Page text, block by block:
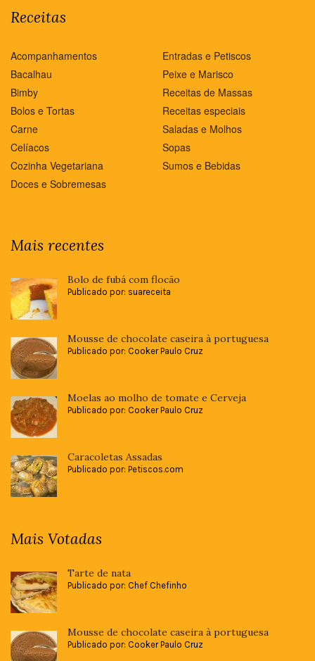
Receitas
Acompanhamentos
Bacalhau
Bimby
Bolos e Tortas
Carne
Celíacos
Cozinha Vegetariana
Doces e Sobremesas
Entradas e Petiscos
Peixe e Marisco
Receitas de Massas
Receitas especiais
Saladas e Molhos
Sopas
Sumos e Bebidas
Mais recentes
Bolo de fubá com flocão
Publicado por: suareceita
Mousse de chocolate caseira à portuguesa
Publicado por: Cooker Paulo Cruz
Moelas ao molho de tomate e Cerveja
Publicado por: Cooker Paulo Cruz
Caracoletas Assadas
Publicado por: Petiscos.com
Mais Votadas
Tarte de nata
Publicado por: Chef Chefinho
Mousse de chocolate caseira à portuguesa
Publicado por: Cooker Paulo Cruz